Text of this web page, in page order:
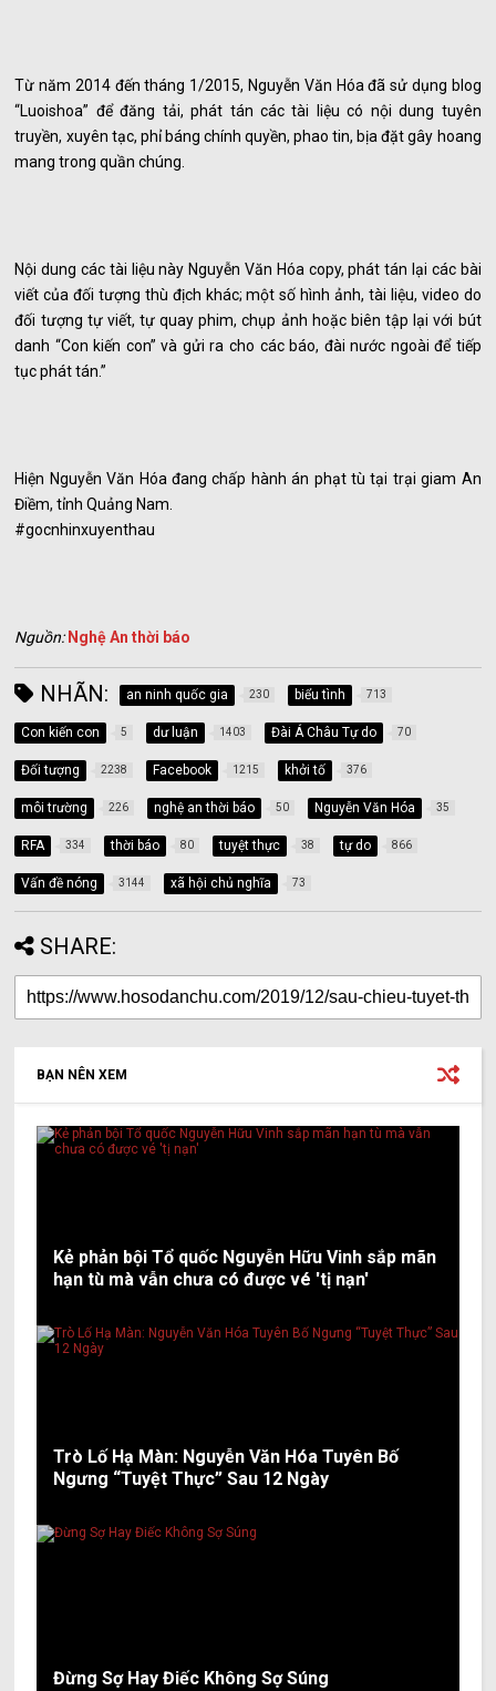
Từ năm 2014 đến tháng 1/2015, Nguyễn Văn Hóa đã sử dụng blog
“Luoishoa” để đăng tải, phát tán các tài liệu có nội dung tuyên
truyền, xuyên tạc, phỉ báng chính quyền, phao tin, bịa đặt gây hoang
mang trong quần chúng.
Nội dung các tài liệu này Nguyễn Văn Hóa copy, phát tán lại các bài
viết của đối tượng thù địch khác; một số hình ảnh, tài liệu, video do
đối tượng tự viết, tự quay phim, chụp ảnh hoặc biên tập lại với bút
danh “Con kiến con” và gửi ra cho các báo, đài nước ngoài để tiếp
tục phát tán.”
Hiện Nguyễn Văn Hóa đang chấp hành án phạt tù tại trại giam An
Điềm, tỉnh Quảng Nam.
#gocnhinxuyenthau
Nguồn: Nghệ An thời báo
NHÃN: an ninh quốc gia 230 biểu tình 713
Con kiến con 5 dư luận 1403 Đài Á Châu Tự do 70
Đối tượng 2238 Facebook 1215 khởi tố 376
môi trường 226 nghệ an thời báo 50 Nguyễn Văn Hóa 35
RFA 334 thời báo 80 tuyệt thực 38 tự do 866
Vấn đề nóng 3144 xã hội chủ nghĩa 73
SHARE:
BẠN NÊN XEM
Kẻ phản bội Tổ quốc Nguyễn Hữu Vinh sắp mãn
hạn tù mà vẫn chưa có được vé 'tị nạn'
Trò Lố Hạ Màn: Nguyễn Văn Hóa Tuyên Bố
Ngưng “Tuyệt Thực” Sau 12 Ngày
Đừng Sợ Hay Điếc Không Sợ Súng